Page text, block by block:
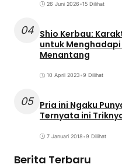
26 Juni 2026•15 Dilihat
04 Shio Kerbau:
untuk
Menantang
10 April 2023•9 Dilihat
05 Pria ini Ngaku
Ternyata ini
7 Januari 2018•9 Dilihat
Berita Terbaru